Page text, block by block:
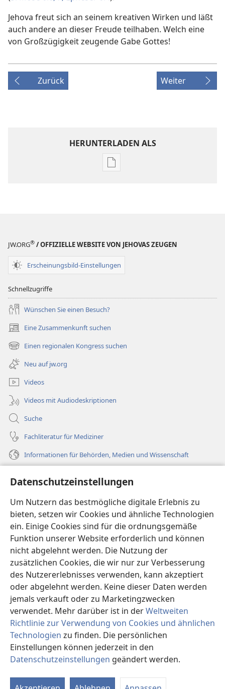
Datenschutzeinstellungen
Um Nutzern das bestmögliche digitale Erlebnis zu
bieten, setzen wir Cookies und ähnliche Technologien
ein. Einige Cookies sind für die ordnungsgemäße
Funktion unserer Website erforderlich und können
nicht abgelehnt werden. Die Nutzung der
zusätzlichen Cookies, die wir nur zur Verbesserung
des Nutzererlebnisses verwenden, kann akzeptiert
oder abgelehnt werden. Keine dieser Daten werden
jemals verkauft oder zu Marketingzwecken
verwendet. Mehr darüber ist in derWeltweiten
Richtlinie zur Verwendung von Cookies und ähnlichen
Technologien zu finden. Die persönlichen
Einstellungen können jederzeit in den
Datenschutzeinstellungen geändert werden.
Jehova freut sich an seinem kreativen Wirken und läßt
auch andere an dieser Freude teilhaben. Welch eine
von Großzügigkeit zeugende Gabe Gottes!
Zurück Weiter
HERUNTERLADEN ALS
Downloadoptionen
STUDIENAUSGABE
1995
JW.ORG® / OFFIZIELLE WEBSITE VON JEHOVAS ZEUGEN
Erscheinungsbild-Einstellungen
Schnellzugriffe
Wünschen Sie einen Besuch?
Eine Zusammenkunft suchen
(öffnet
neues
Fenster)
Einen regionalen Kongress suchen
(öffnet
neues
Fenster)
Neu auf jw.org
Videos
Videos mit Audiodeskriptionen
Suche
Fachliteratur für Mediziner
Informationen für Behörden, Medien und Wissenschaft
Spenden
(öffnet
neues
Fenster)Wachtturm ONLINE-BIBLIOTHEK
(öffnet
neues
Fenster)JW Hub®
(öffnet
neues
Fenster)JW Library
Watchtower Library ®
Copyright© 2026 Watch Tower Bible and Tract Society of Pennsylvania.
NUTZUNGSBEDINGUNGEN
DATENSCHUTZERKLÄRUNG
DATENSCHUTZEINSTELLUNGEN